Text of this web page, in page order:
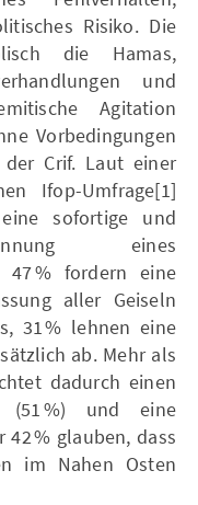
Risiko. Die
die Hamas,
und
Agitation
Vorbedingungen
Crif. Laut einer
Ifop-Umfrage[1]
sofortige und
eines
47 % fordern eine
aller Geiseln
31 % lehnen eine
ab. Mehr als
dadurch einen
(51 %) und eine
42 % glauben, dass
im Nahen Osten